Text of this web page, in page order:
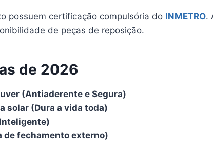
possuem certificação compulsória do INMETRO.
de peças de reposição.
de 2026
(Antiaderente e Segura)
solar (Dura a vida toda)
de fechamento externo)